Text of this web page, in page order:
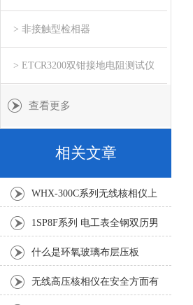
> 非接触型检相器
> ETCR3200双钳接地电阻测试仪
查看更多
相关文章
WHX-300C系列无线核相仪上
海徐吉推荐
1SP8F系列 电工表全钢双历男
表
什么是环氧玻璃布层压板
无线高压核相仪在安全方面有